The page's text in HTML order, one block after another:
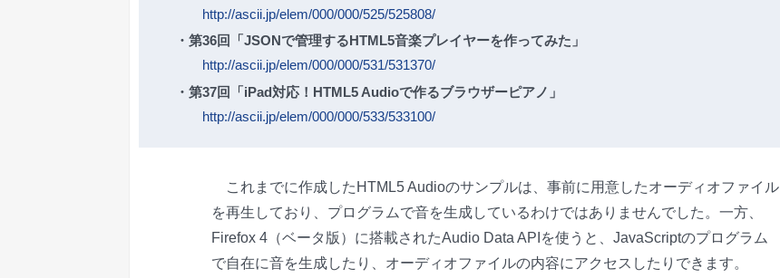
http://ascii.jp/elem/000/000/525/525808/
・第36回「JSONで管理するHTML5音楽プレイヤーを作ってみた」
http://ascii.jp/elem/000/000/531/531370/
・第37回「iPad対応！HTML5 Audioで作るブラウザーピアノ」
http://ascii.jp/elem/000/000/533/533100/
これまでに作成したHTML5 Audioのサンプルは、事前に用意したオーディオファイル
を再生しており、プログラムで音を生成しているわけではありませんでした。一方、
Firefox 4（ベータ版）に搭載されたAudio Data APIを使うと、JavaScriptのプログラム
で自在に音を生成したり、オーディオファイルの内容にアクセスしたりできます。